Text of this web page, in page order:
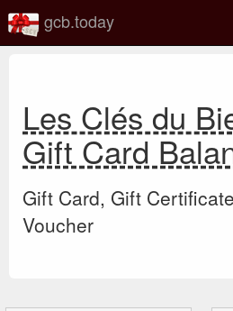
gcb.today
Les Clés du
Gift Card
Gift Card, Gift
Voucher